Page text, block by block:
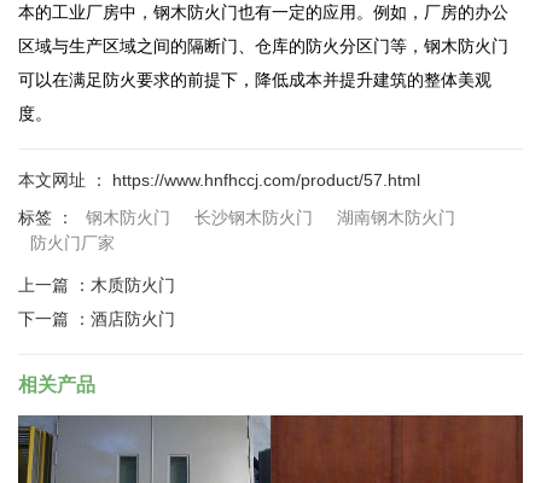
本的工业厂房中，钢木防火门也有一定的应用。例如，厂房的办公
区域与生产区域之间的隔断门、仓库的防火分区门等，钢木防火门
可以在满足防火要求的前提下，降低成本并提升建筑的整体美观
度。
本文网址 ： https://www.hnfhccj.com/product/57.html
标签 ：
钢木防火门 长沙钢木防火门
湖南钢木防火门
防火门厂家
上一篇 ： 木质防火门
下一篇 ： 酒店防火门
相关产品